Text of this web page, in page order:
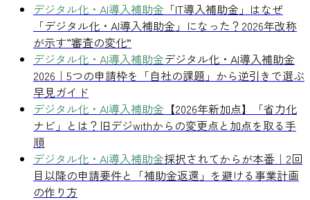
デジタル化・AI導入補助金 「IT導入補助金」はなぜ
「デジタル化・AI導入補助金」になった？2026年改称
が示す“審査の変化”
デジタル化・AI導入補助金デジタル化・AI導入補助金
2026｜5つの申請枠を「自社の課題」から逆引きで選ぶ
早見ガイド
デジタル化・AI導入補助金 【2026年新加点】「省力化
ナビ」とは？旧デジwithからの変更点と加点を取る手
順
デジタル化・AI導入補助金採択されてからが本番｜2回
目以降の申請要件と「補助金返還」を避ける事業計画
の作り方